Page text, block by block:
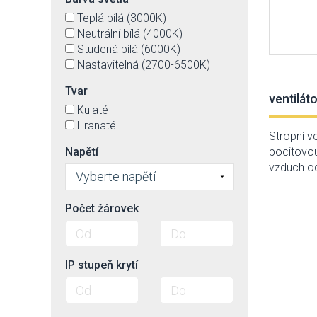
Stropní
vzduch
Teplá bílá (3000K)
Neutrální bílá (4000K)
Studená bílá (6000K)
Nastavitelná (2700-6500K)
Tvar
Kulaté
Hranaté
Napětí
Vyberte napětí
Počet žárovek
IP stupeň krytí